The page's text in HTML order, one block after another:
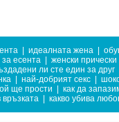
идеалната жена
есента
женски прически
ли сте един за друг
най-добрият секс
ще прости
как да
какво убива